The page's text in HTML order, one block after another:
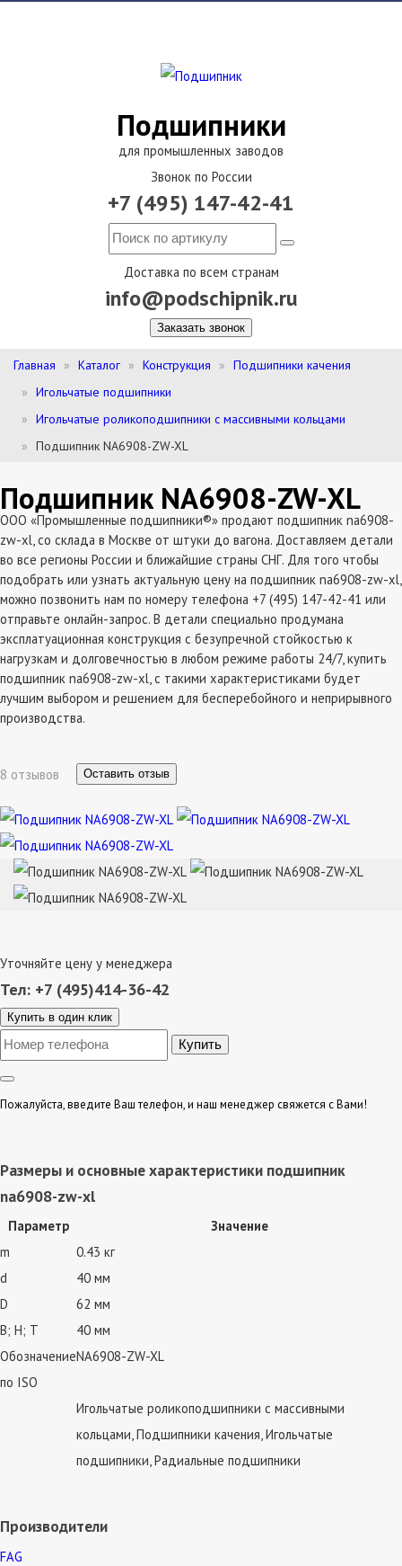
Подшипники
для промышленных заводов
Звонок по России
+7 (495) 147-42-41
Доставка по всем странам
info@podschipnik.ru
Заказать звонок
Главная Каталог Конструкция
Подшипники качения
Игольчатые подшипники
Игольчатые роликоподшипники с массивными кольцами
Подшипник NA6908-ZW-XL
Подшипник NA6908-ZW-XL
ООО «Промышленные подшипники®» продают подшипник na6908-
zw-xl, со склада в Москве от штуки до вагона. Доставляем детали
во все регионы России и ближайшие страны СНГ. Для того чтобы
подобрать или узнать актуальную цену на подшипник na6908-zw-xl,
можно позвонить нам по номеру телефона +7 (495) 147-42-41 или
отправьте онлайн-запрос. В детали специально продумана
эксплатуационная конструкция с безупречной стойкостью к
нагрузкам и долговечностью в любом режиме работы 24/7, купить
подшипник na6908-zw-xl, с такими характеристиками будет
лучшим выбором и решением для бесперебойного и неприрывного
производства.
8 отзывов Оставить отзыв
Уточняйте цену у менеджера
Тел: +7 (495)414-36-42
Купить в один клик
Пожалуйста, введите Ваш телефон, и наш менеджер свяжется с Вами!
Размеры и основные характеристики подшипник
na6908-zw-xl
Параметр
Значение
m
0.43 кг
d
40 мм
D
62 мм
В; Н; Т
40 мм
Обозначение
по ISO
NA6908-ZW-XL
Игольчатые роликоподшипники с массивными
кольцами, Подшипники качения, Игольчатые
подшипники, Радиальные подшипники
Производители
FAG